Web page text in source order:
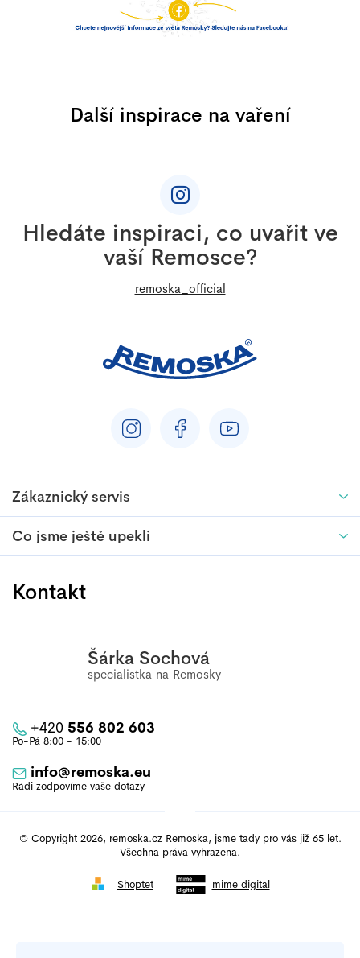
Další inspirace na vaření
Hledáte inspiraci, co uvařit ve
vaší Remosce?
remoska_official
Zákaznický servis
Co jsme ještě upekli
Kontakt
Šárka Sochová
info@remoska.eu
+420 556 802 603
Shoptet mime digital
© Copyright 2026, remoska.cz Remoska, jsme tady pro vás již 65 let.
Všechna práva vyhrazena.